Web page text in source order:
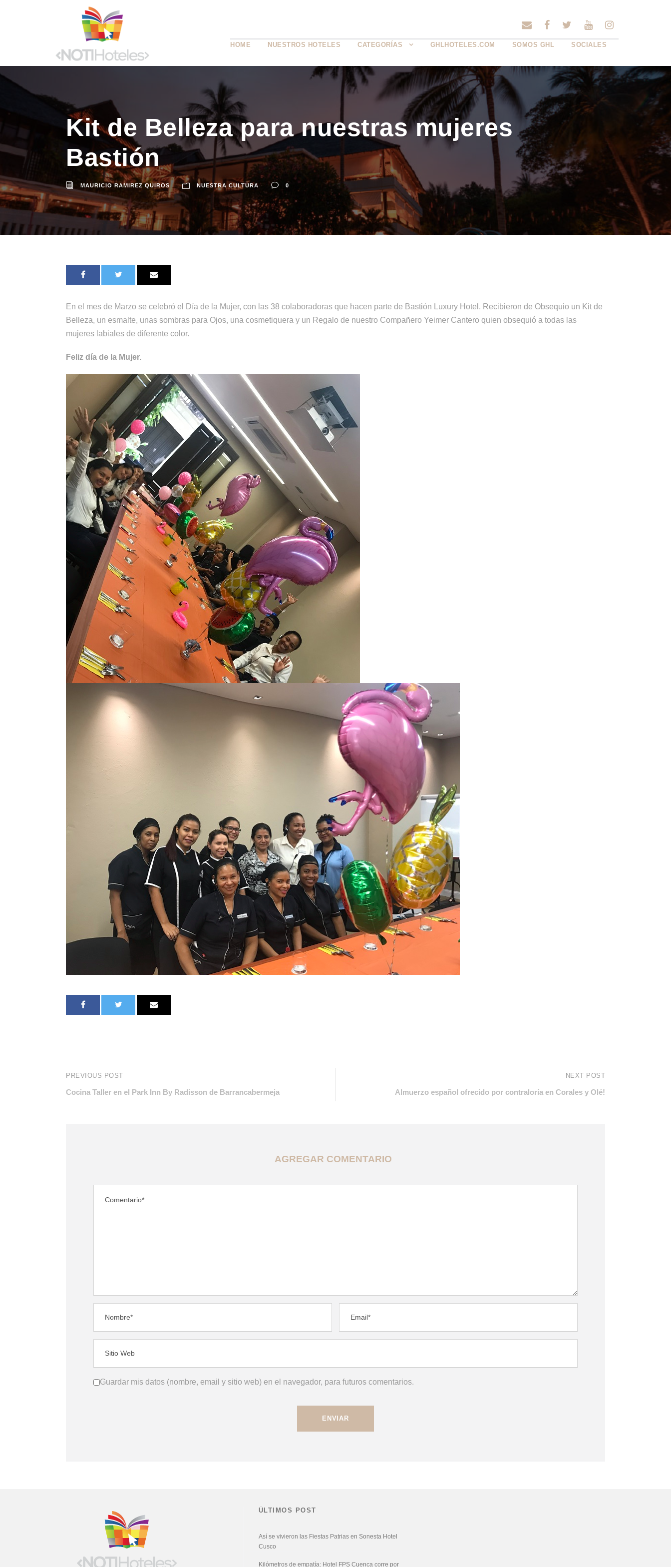
HOME NUESTROS HOTELES CATEGORÍAS GHLHOTELES.COM SOMOS GHL SOCIALES
Kit de Belleza para nuestras mujeres
Bastión
MAURICIO RAMIREZ QUIROS NUESTRA CULTURA 0
En el mes de Marzo se celebró el Día de la Mujer, con las 38 colaboradoras que hacen parte de Bastión Luxury Hotel. Recibieron de Obsequio un Kit de
Belleza, un esmalte, unas sombras para Ojos, una cosmetiquera y un Regalo de nuestro Compañero Yeimer Cantero quien obsequió a todas las
mujeres labiales de diferente color.
Feliz día de la Mujer.
PREVIOUS POST
Cocina Taller en el Park Inn By Radisson de Barrancabermeja
NEXT POST
Almuerzo español ofrecido por contraloría en Corales y Olé!
AGREGAR COMENTARIO
Guardar mis datos (nombre, email y sitio web) en el navegador, para futuros comentarios.
ÚLTIMOS POST
Así se vivieron las Fiestas Patrias en Sonesta Hotel
Cusco
Kilómetros de empatía: Hotel FPS Cuenca corre por